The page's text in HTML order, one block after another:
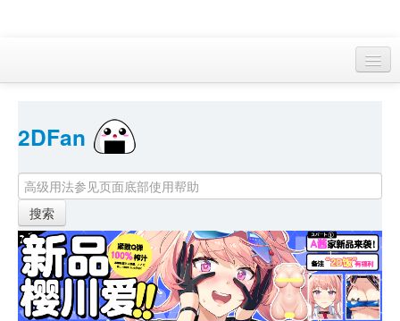
首页
找游戏
下资源
目录
本月新作
站内动态
2DFan